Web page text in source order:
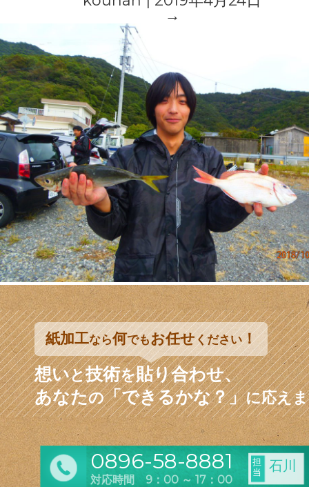
→
紙加工なら何でもお任せください！
想いと技術を貼り合わせ、
あなたの「できるかな？」に応え
0896-58-8881
対応時間 9：00 ～ 17：00
担
当
石川